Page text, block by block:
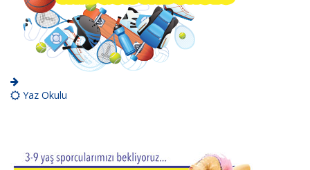
Yaz Okulu